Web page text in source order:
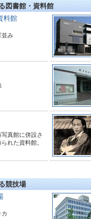
図書館・資料館
料館
並み
真館に併設さ
れた資料館。
競技場